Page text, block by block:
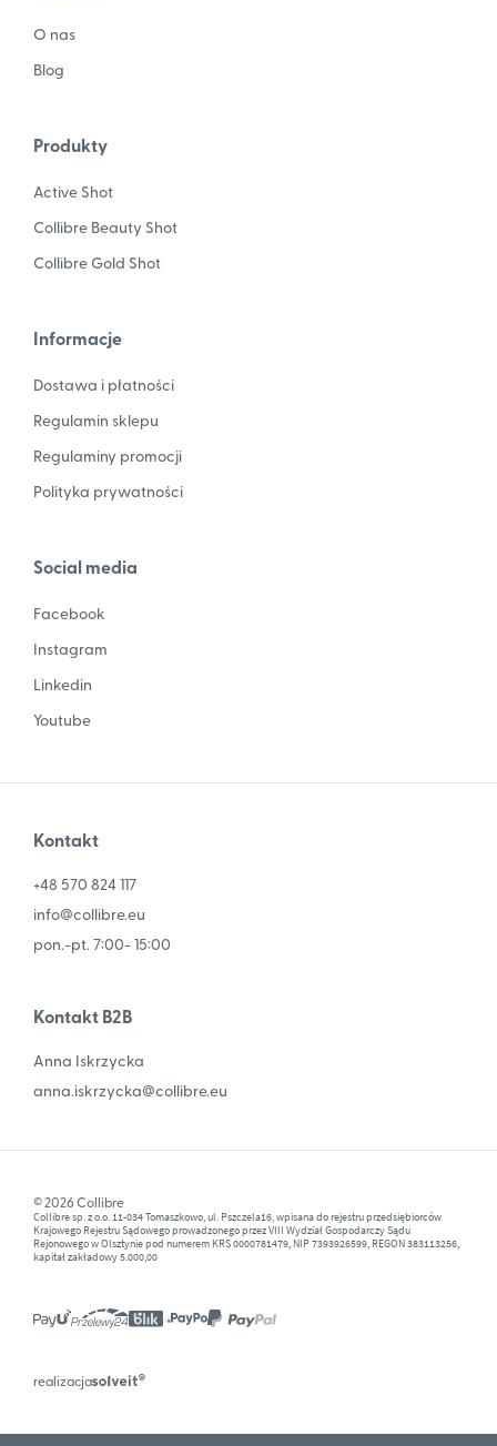
O nas
Blog
Produkty
Active Shot
Collibre Beauty Shot
Collibre Gold Shot
Informacje
Dostawa i płatności
Regulamin sklepu
Regulaminy promocji
Polityka prywatności
Social media
Facebook
Instagram
Linkedin
Youtube
Kontakt
+48 570 824 117
info@collibre.eu
pon.-pt. 7:00- 15:00
Kontakt B2B
Anna Iskrzycka
anna.iskrzycka@collibre.eu
© 2026 Collibre
Collibre sp. z o.o. 11-034 Tomaszkowo, ul. Pszczela16, wpisana do rejestru przedsiębiorców
Krajowego Rejestru Sądowego prowadzonego przez VIII Wydział Gospodarczy Sądu
Rejonowego w Olsztynie pod numerem KRS 0000781479, NIP 7393926599, REGON 383113256,
kapitał zakładowy 5.000,00
realizacja